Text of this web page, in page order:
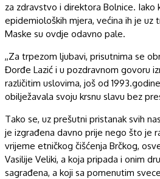
za zdravstvo i direktora Bolnice. Iako
epidemioloških mjera, većina ih je uz
Maske su ovdje odavno pale.
,,Za trpezom ljubavi, prisutnima se
Đorđe Lazić i u pozdravnom govoru
različitim uslovima, još od
obilježavala svoju krsnu slavu bez
Tako se, uz prešutni pristanak svih
je izgrađena davno prije nego što je
vrijeme etničkog čišćenja Brčkog,
Vasilije Veliki, a koja pripada i onim
sagrađena, a koji sa pomenutim